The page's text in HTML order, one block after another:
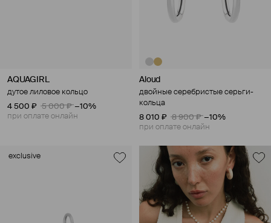
AQUAGIRL
дутое лиловое кольцо
4 500 ₽
5 000 ₽ −10%
при оплате онлайн
Aloud
двойные серебристые серьги-
кольца
8 010 ₽
8 900 ₽ −10%
при оплате онлайн
exclusive